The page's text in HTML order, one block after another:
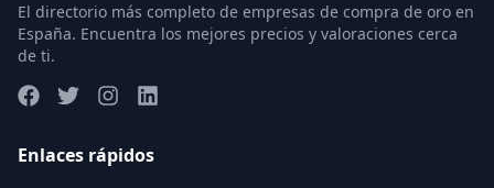
El directorio más completo de empresas de compra de oro en
España. Encuentra los mejores precios y valoraciones cerca
de ti.
Enlaces rápidos